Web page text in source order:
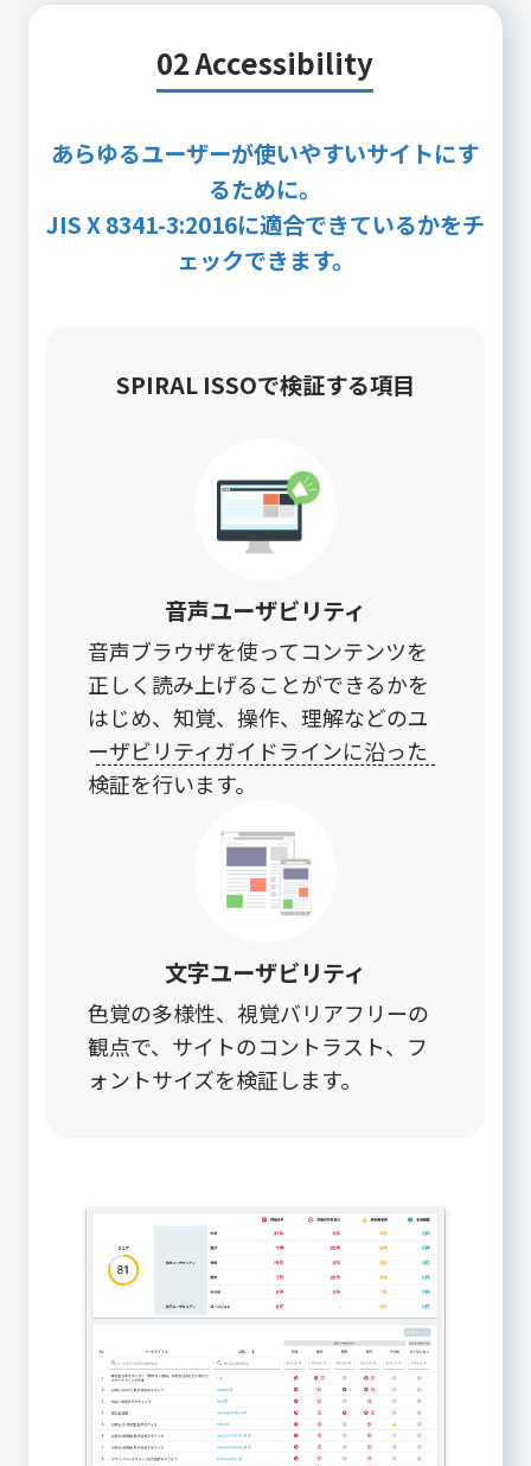
02 Accessibility
あらゆるユーザーが使いやすいサイトにす
るために。
JIS X 8341-3:2016に適合できているかをチ
ェックできます。
SPIRAL ISSOで検証する項目
音声ユーザビリティ
音声ブラウザを使ってコンテンツを
正しく読み上げることができるかを
はじめ、知覚、操作、理解などのユ
ーザビリティガイドラインに沿った
検証を行います。
文字ユーザビリティ
色覚の多様性、視覚バリアフリーの
観点で、サイトのコントラスト、フ
ォントサイズを検証します。